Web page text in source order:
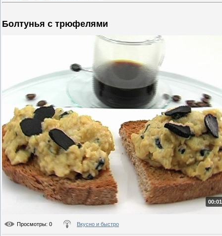
Болтунья с трюфелями
Просмотры: 0 Вкусно и быстро